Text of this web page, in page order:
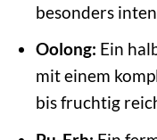
besonders
Oolong: Ein
mit einem
bis fruchtig